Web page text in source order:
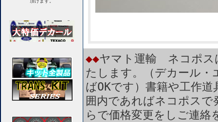
◆◆ヤマト運輸 ネコポス
たします。（デカール・
ばOKです）書籍や工作
囲内であればネコポス
らで価格変更をしご連